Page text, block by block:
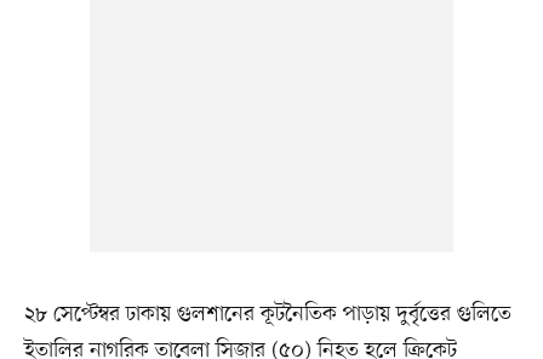
২৮ সেপ্টেম্বর ঢাকায় গুলশানের কূটনৈতিক পাড়ায় দুর্বৃত্তের গুলিতে
ইতালির নাগরিক তাবেলা সিজার (৫০) নিহত হলে ক্রিকেট